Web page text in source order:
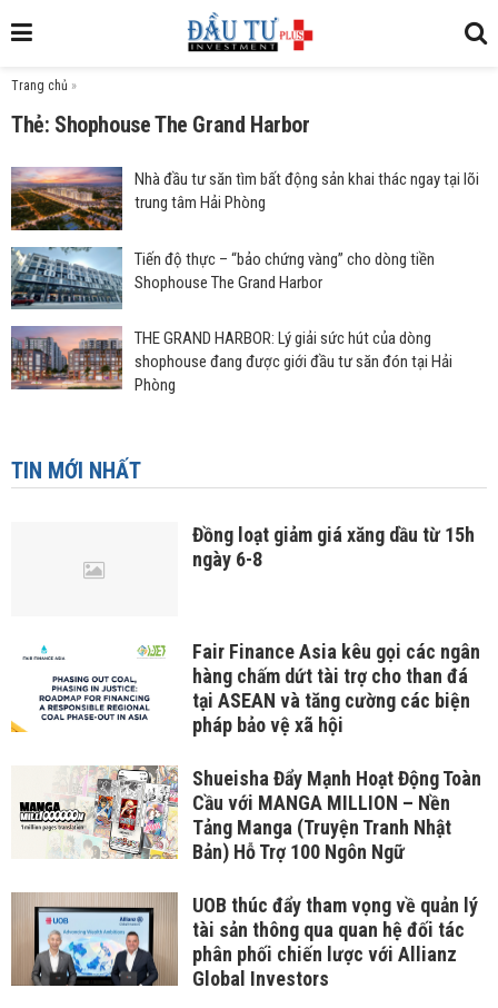
Trang chủ »
Thẻ: Shophouse The Grand Harbor
Nhà đầu tư săn tìm bất động sản khai thác ngay tại lõi
trung tâm Hải Phòng
Tiến độ thực – “bảo chứng vàng” cho dòng tiền
Shophouse The Grand Harbor
THE GRAND HARBOR: Lý giải sức hút của dòng
shophouse đang được giới đầu tư săn đón tại Hải
Phòng
TIN MỚI NHẤT
Đồng loạt giảm giá xăng dầu từ 15h
ngày 6-8
Fair Finance Asia kêu gọi các ngân
hàng chấm dứt tài trợ cho than đá
tại ASEAN và tăng cường các biện
pháp bảo vệ xã hội
Shueisha Đẩy Mạnh Hoạt Động Toàn
Cầu với MANGA MILLION – Nền
Tảng Manga (Truyện Tranh Nhật
Bản) Hỗ Trợ 100 Ngôn Ngữ
UOB thúc đẩy tham vọng về quản lý
tài sản thông qua quan hệ đối tác
phân phối chiến lược với Allianz
Global Investors